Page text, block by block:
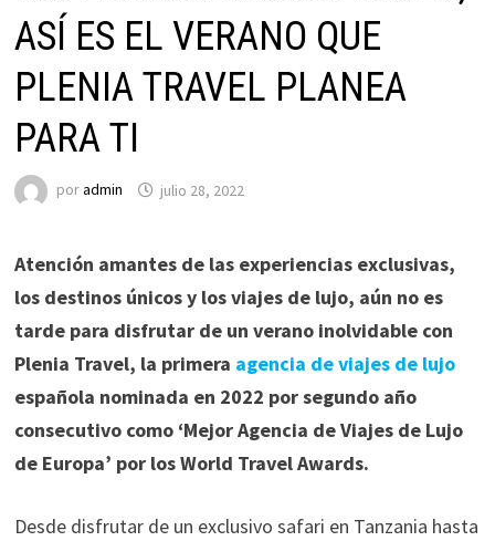
ASÍ ES EL VERANO QUE
PLENIA TRAVEL PLANEA
PARA TI
poradmin julio 28, 2022
Atención amantes de las experiencias exclusivas,
los destinos únicos y los viajes de lujo, aún no es
tarde para disfrutar de un verano inolvidable con
Plenia Travel, la primera agencia de viajes de lujo
española nominada en 2022 por segundo año
consecutivo como ‘Mejor Agencia de Viajes de Lujo
de Europa’ por los World Travel Awards.
Desde disfrutar de un exclusivo safari en Tanzania hasta